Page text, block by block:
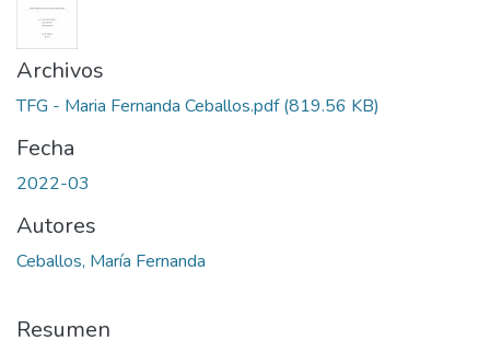
Archivos
TFG - Maria Fernanda Ceballos.pdf(819.56 KB)
Fecha
2022-03
Autores
Ceballos, María Fernanda
Resumen